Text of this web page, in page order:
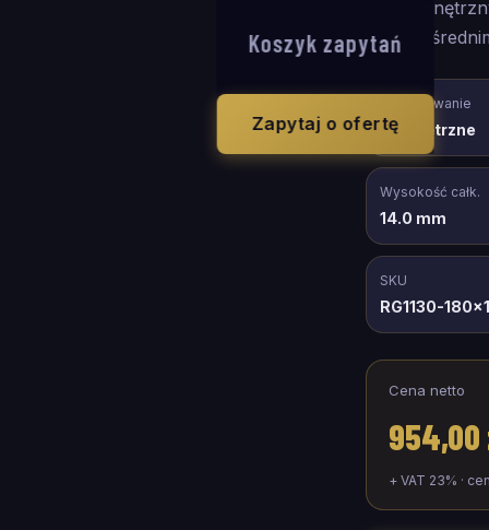
Koszyk zapytań
Zapytaj o ofertę
Do
niskim i
Zastosowanie
wewnętrzne
Wysokość całk.
14.0 mm
SKU
RG1130-
Cena netto
954,00
+ VAT 23% ·